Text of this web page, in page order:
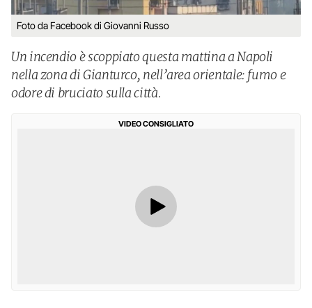
Foto da Facebook di Giovanni Russo
Un incendio è scoppiato questa mattina a Napoli
nella zona di Gianturco, nell’area orientale: fumo e
odore di bruciato sulla città.
VIDEO CONSIGLIATO